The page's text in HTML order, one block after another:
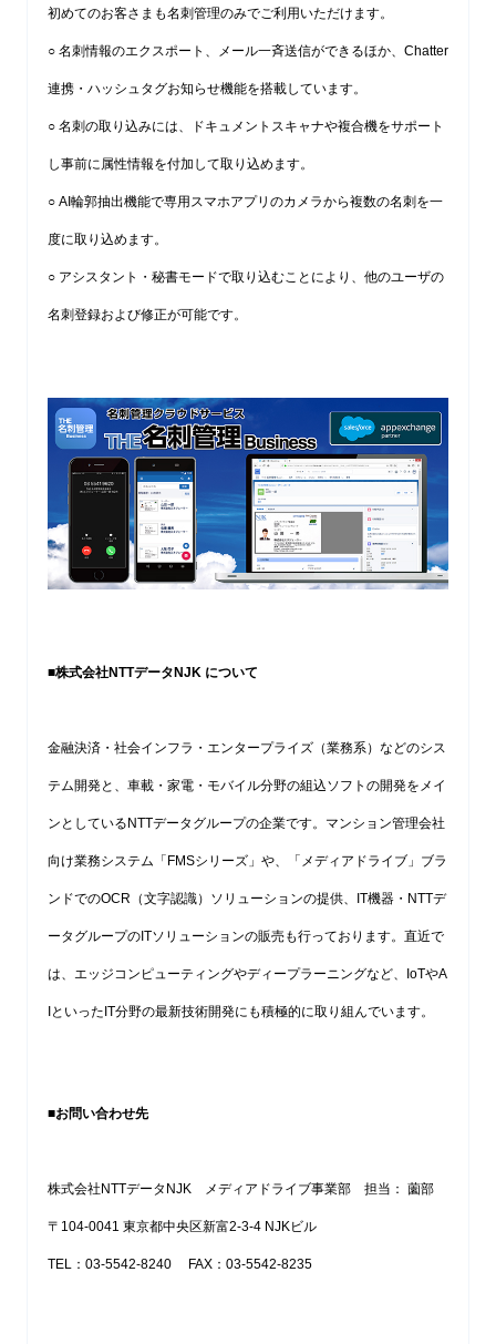
初めてのお客さまも名刺管理のみでご利用いただけます。
○ 名刺情報のエクスポート、メール一斉送信ができるほか、Chatter
連携・ハッシュタグお知らせ機能を搭載しています。
○ 名刺の取り込みには、ドキュメントスキャナや複合機をサポート
し事前に属性情報を付加して取り込めます。
○ AI輪郭抽出機能で専用スマホアプリのカメラから複数の名刺を一
度に取り込めます。
○ アシスタント・秘書モードで取り込むことにより、他のユーザの
名刺登録および修正が可能です。
■株式会社NTTデータNJK について
金融決済・社会インフラ・エンタープライズ（業務系）などのシス
テム開発と、車載・家電・モバイル分野の組込ソフトの開発をメイ
ンとしているNTTデータグループの企業です。マンション管理会社
向け業務システム「FMSシリーズ」や、「メディアドライブ」ブラ
ンドでのOCR（文字認識）ソリューションの提供、IT機器・NTTデ
ータグループのITソリューションの販売も行っております。直近で
は、エッジコンピューティングやディープラーニングなど、IoTやA
IといったIT分野の最新技術開発にも積極的に取り組んでいます。
■お問い合わせ先
株式会社NTTデータNJK メディアドライブ事業部 担当： 薗部
〒104-0041 東京都中央区新富2-3-4 NJKビル
TEL：03-5542-8240 FAX：03-5542-8235